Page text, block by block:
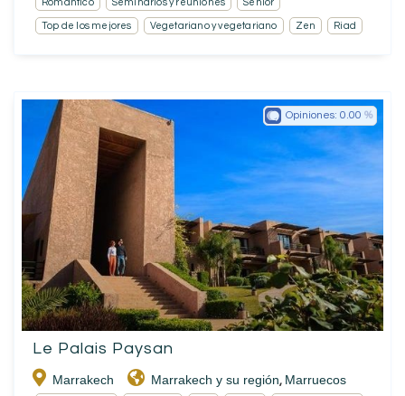
Romantico Seminarios y reuniones Senior
Top de los mejores Vegetariano y vegetariano Zen Riad
Le Palais Paysan
Marrakech Marrakech y su región, Marruecos
Opiniones: 0.00